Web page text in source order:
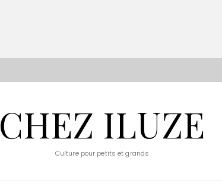
CHEZ ILUZE
Culture pour petits et grands